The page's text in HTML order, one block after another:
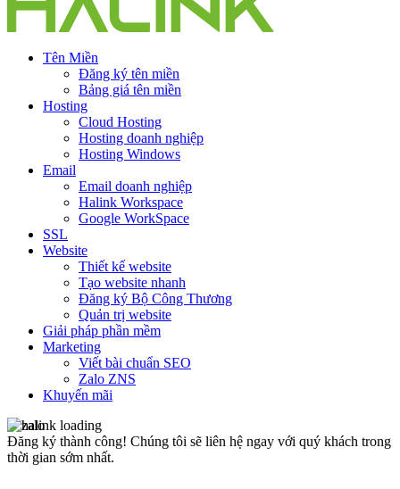
Tên Miền
Đăng ký tên miền
Bảng giá tên miền
Hosting
Cloud Hosting
Hosting doanh nghiệp
Hosting Windows
Email
Email doanh nghiệp
Halink Workspace
Google WorkSpace
SSL
Website
Thiết kế website
Tạo website nhanh
Đăng ký Bộ Công Thương
Quản trị website
Giải pháp phần mềm
Marketing
Viết bài chuẩn SEO
Zalo ZNS
Khuyến mãi
Đăng ký thành công! Chúng tôi sẽ liên hệ ngay với quý khách trong
thời gian sớm nhất.